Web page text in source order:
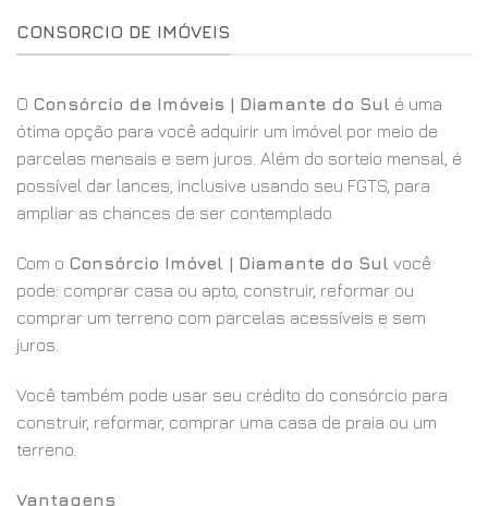
CONSORCIO DE IMÓVEIS
O Consórcio de Imóveis | Diamante do Sul é uma
ótima opção para você adquirir um imóvel por meio de
parcelas mensais e sem juros. Além do sorteio mensal, é
possível dar lances, inclusive usando seu FGTS, para
ampliar as chances de ser contemplado.
Com o Consórcio Imóvel | Diamante do Sul você
pode: comprar casa ou apto, construir, reformar ou
comprar um terreno com parcelas acessíveis e sem
juros.
Você também pode usar seu crédito do consórcio para
construir, reformar, comprar uma casa de praia ou um
terreno.
Vantagens